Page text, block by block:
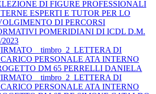
DI FIGURE PROFESSIONALI
ESPERTI E TUTOR PER LO
DI PERCORSI
POMERIDIANI DI ICDL D.M.
2023
DI
PERSONALE ATA INTERNO
DM 65 PERRELLI DANIELA
DI
PERSONALE ATA INTERNO